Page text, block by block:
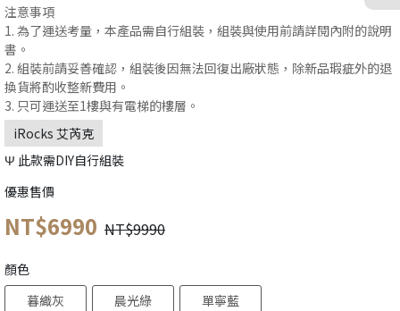
注意事項
1. 為了運送考量，本產品需自行組裝，組裝與使用前請詳閱內附的說明
書。
2. 組裝前請妥善確認，組裝後因無法回復出廠狀態，除新品瑕疵外的退
換貨將酌收整新費用。
3. 只可運送至1樓與有電梯的樓層。
iRocks 艾芮克
Ψ 此款需DIY自行組裝
優惠售價
NT$6990 NT$9990
顏色
暮織灰
晨光綠 單寧藍